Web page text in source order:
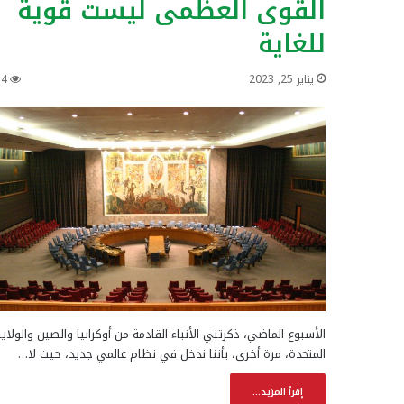
القوى العظمى ليست قوية
للغاية
يناير 25, 2023
الأسبوع الماضي، ذكرتني الأنباء القادمة من أوكرانيا والصين
المتحدة، مرة أخرى، بأننا ندخل في نظام عالمي جديد، حيث لا…
إقرأ المزيد...